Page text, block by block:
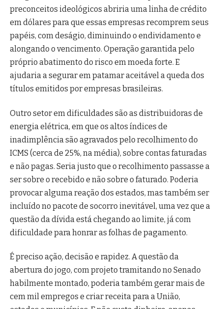
preconceitos ideológicos abriria uma linha de crédito
em dólares para que essas empresas recomprem seus
papéis, com deságio, diminuindo o endividamento e
alongando o vencimento. Operação garantida pelo
próprio abatimento do risco em moeda forte. E
ajudaria a segurar em patamar aceitável a queda dos
títulos emitidos por empresas brasileiras.
Outro setor em dificuldades são as distribuidoras de
energia elétrica, em que os altos índices de
inadimplência são agravados pelo recolhimento do
ICMS (cerca de 25%, na média), sobre contas faturadas
e não pagas. Seria justo que o recolhimento passasse a
ser sobre o recebido e não sobre o faturado. Poderia
provocar alguma reação dos estados, mas também ser
incluído no pacote de socorro inevitável, uma vez que a
questão da dívida está chegando ao limite, já com
dificuldade para honrar as folhas de pagamento.
É preciso ação, decisão e rapidez. A questão da
abertura do jogo, com projeto tramitando no Senado
habilmente montado, poderia também gerar mais de
cem mil empregos e criar receita para a União,